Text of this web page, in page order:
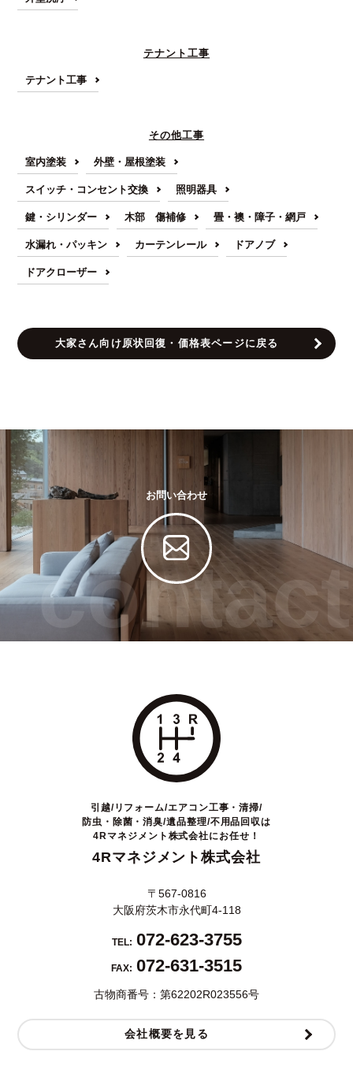
テナント工事
テナント工事
その他工事
室内塗装 外壁・屋根塗装
スイッチ・コンセント交換 照明器具
鍵・シリンダー 木部 傷補修 畳・襖・障子・網戸
水漏れ・パッキン カーテンレール ドアノブ
ドアクローザー
大家さん向け原状回復・価格表ページに戻る
お問い合わせ
contact
引越/リフォーム/エアコン工事・清掃/
防虫・除菌・消臭/遺品整理/不用品回収は
4Rマネジメント株式会社にお任せ！
4Rマネジメント株式会社
〒567-0816
大阪府茨木市永代町4-118
TEL: 072-623-3755
FAX: 072-631-3515
古物商番号：第62202R023556号
会社概要を見る